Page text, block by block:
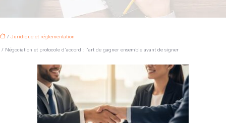
/ Juridique et réglementation
/ Négociation et protocole d’accord : l’art de gagner ensemble avant de signer